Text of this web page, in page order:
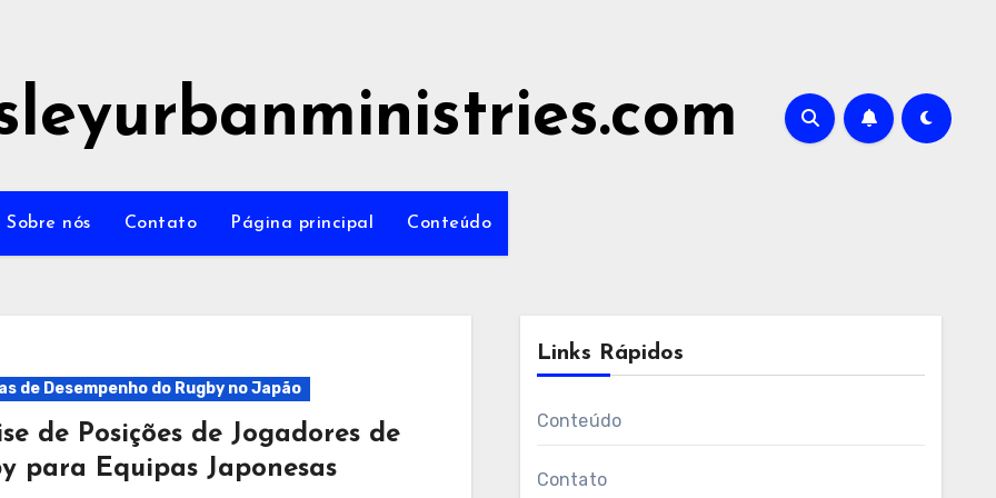
Sobre nós Contato Página principal Conteúdo
de Desempenho do Rugby no Japão
de Posições de Jogadores de
para Equipas Japonesas
Links Rápidos
Conteúdo
Contato